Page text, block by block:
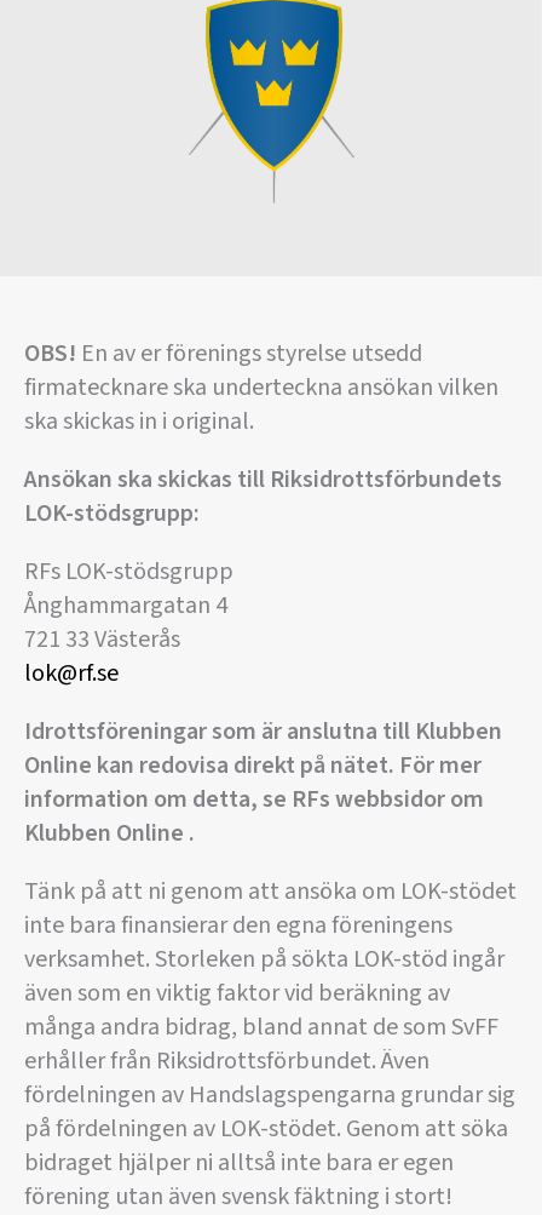
OBS! En av er förenings styrelse utsedd
firmatecknare ska underteckna ansökan vilken
ska skickas in i original.
Ansökan ska skickas till Riksidrottsförbundets
LOK-stödsgrupp:
RFs LOK-stödsgrupp
Ånghammargatan 4
721 33 Västerås
lok@rf.se
Idrottsföreningar som är anslutna till Klubben
Online kan redovisa direkt på nätet. För mer
information om detta, se RFs webbsidor om
Klubben Online .
Tänk på att ni genom att ansöka om LOK-stödet
inte bara finansierar den egna föreningens
verksamhet. Storleken på sökta LOK-stöd ingår
även som en viktig faktor vid beräkning av
många andra bidrag, bland annat de som SvFF
erhåller från Riksidrottsförbundet. Även
fördelningen av Handslagspengarna grundar sig
på fördelningen av LOK-stödet. Genom att söka
bidraget hjälper ni alltså inte bara er egen
förening utan även svensk fäktning i stort!